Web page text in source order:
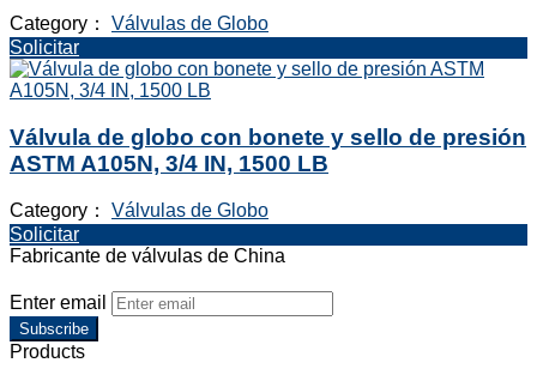
Category： Válvulas de Globo
Solicitar
Válvula de globo con bonete y sello de presión
ASTM A105N, 3/4 IN, 1500 LB
Category： Válvulas de Globo
Solicitar
Fabricante de válvulas de China
Enter email
Subscribe
Products